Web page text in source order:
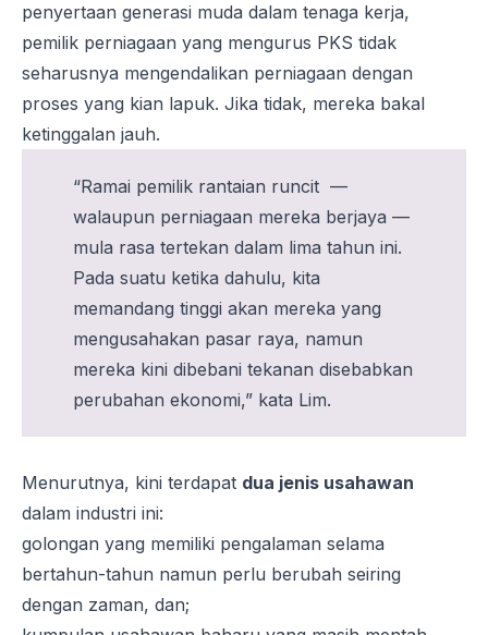
penyertaan generasi muda dalam tenaga kerja,
pemilik perniagaan yang mengurus PKS tidak
seharusnya mengendalikan perniagaan dengan
proses yang kian lapuk. Jika tidak, mereka bakal
ketinggalan jauh.
“Ramai pemilik rantaian runcit —
walaupun perniagaan mereka berjaya —
mula rasa tertekan dalam lima tahun ini.
Pada suatu ketika dahulu, kita
memandang tinggi akan mereka yang
mengusahakan pasar raya, namun
mereka kini dibebani tekanan disebabkan
perubahan ekonomi,” kata Lim.
Menurutnya, kini terdapat dua jenis usahawan
dalam industri ini:
golongan yang memiliki pengalaman selama
bertahun-tahun namun perlu berubah seiring
dengan zaman, dan;